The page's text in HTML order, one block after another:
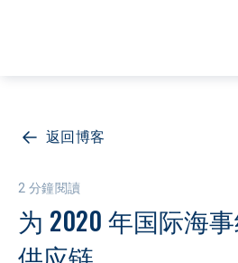
返回博客
2 分鐘閱讀
为 2020 年国际海